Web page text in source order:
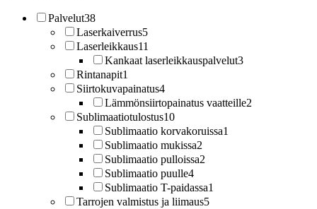
Palvelut38
Laserkaiverrus5
Laserleikkaus11
Kankaat laserleikkauspalvelut3
Rintanapit1
Siirtokuvapainatus4
Lämmönsiirtopainatus vaatteille2
Sublimaatiotulostus10
Sublimaatio korvakoruissa1
Sublimaatio mukissa2
Sublimaatio pulloissa2
Sublimaatio puulle4
Sublimaatio T-paidassa1
Tarrojen valmistus ja liimaus5